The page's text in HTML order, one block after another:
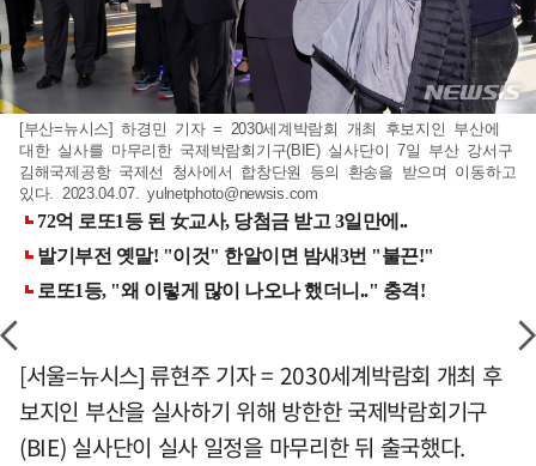
[부산=뉴시스] 하경민 기자 = 2030세계박람회 개최 후보지인 부산에
대한 실사를 마무리한 국제박람회기구(BIE) 실사단이 7일 부산 강서구
김해국제공항 국제선 청사에서 합창단원 등의 환송을 받으며 이동하고
있다. 2023.04.07.yulnetphoto@newsis.com
[서울=뉴시스] 류현주 기자 = 2030세계박람회 개최 후
보지인 부산을 실사하기 위해 방한한 국제박람회기구
(BIE) 실사단이 실사 일정을 마무리한 뒤 출국했다.